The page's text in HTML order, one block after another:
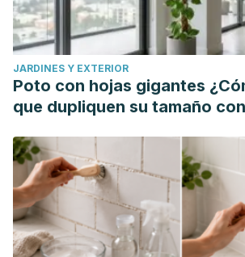
JARDINES Y EXTERIOR
Poto con hojas gigantes
que dupliquen su tamaño